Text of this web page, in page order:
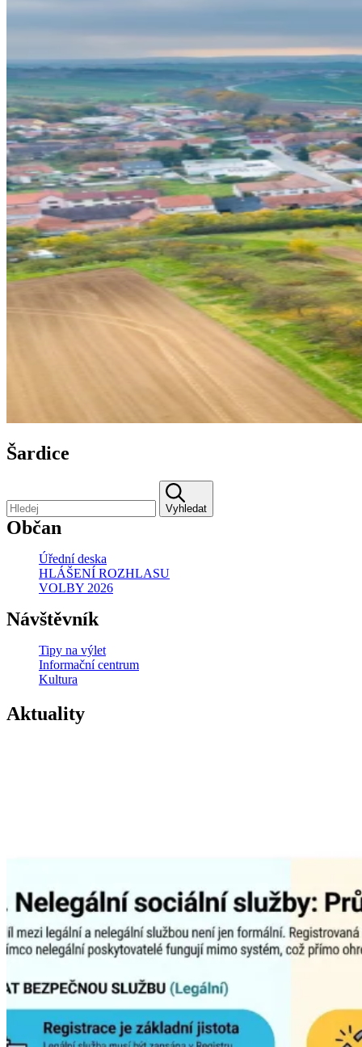
Šardice
Vyhledat
Občan
Úřední deska
HLÁŠENÍ ROZHLASU
VOLBY 2026
Návštěvník
Tipy na výlet
Informační centrum
Kultura
Aktuality